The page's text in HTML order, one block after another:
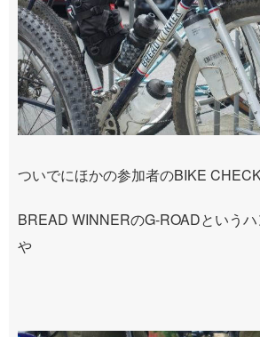
ついでにほかの参加者のBIKE CHECK
BREAD WINNERのG-ROADという
や